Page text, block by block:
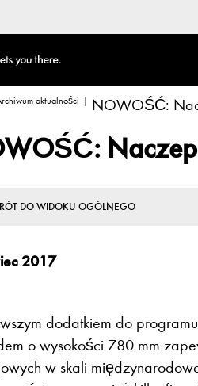
aktualności NOWOŚĆ:
DO WIDOKU OGÓLNEGO
2017
dodatkiem do
o wysokości 780 mm
w skali